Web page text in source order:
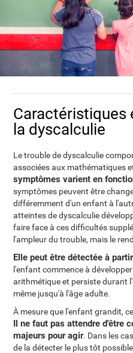
Caractéristiques
la dyscalculie
Le trouble de dyscalculie
associées aux mathématiques
symptômes varient en
symptômes peuvent être
différemment d'un enfant à
atteintes de dyscalculie
faire face à ces difficultés
l'ampleur du trouble, mais le
Elle peut être détectée à
l'enfant commence à
arithmétique et persiste durant
même jusqu'à l'âge adulte.
À mesure que l'enfant grandit,
Il ne faut pas attendre d'être
majeurs pour agir. Dans les
de la détecter le plus tôt